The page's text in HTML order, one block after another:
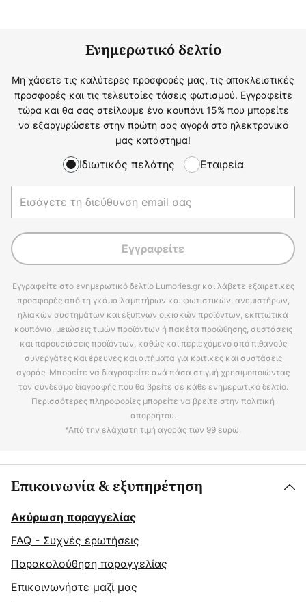
Ενημερωτικό δελτίο
Μη χάσετε τις καλύτερες προσφορές μας, τις αποκλειστικές
προσφορές και τις τελευταίες τάσεις φωτισμού. Εγγραφείτε
τώρα και θα σας στείλουμε ένα κουπόνι 15% που μπορείτε
να εξαργυρώσετε στην πρώτη σας αγορά στο ηλεκτρονικό
μας κατάστημα!
Ιδιωτικός πελάτης Εταιρεία
Εγγραφείτε
Εγγραφείτε στο ενημερωτικό δελτίο Lumories.gr και λάβετε εξαιρετικές
προσφορές από τη γκάμα λαμπτήρων και φωτιστικών, ανεμιστήρων,
ηλιακών συστημάτων και έξυπνων οικιακών προϊόντων, εκπτωτικά
κουπόνια, μειώσεις τιμών προϊόντων ή πακέτα προώθησης, συστάσεις
και παρουσιάσεις προϊόντων, καθώς και περιεχόμενο από πιθανούς
συνεργάτες και έρευνες και αιτήματα για κριτικές και συστάσεις
αγοράς. Μπορείτε να διαγραφείτε ανά πάσα στιγμή χρησιμοποιώντας
τον σύνδεσμο διαγραφής που θα βρείτε σε κάθε ενημερωτικό δελτίο.
Περισσότερες πληροφορίες μπορείτε να βρείτε στην πολιτική
απορρήτου.
*Από την ελάχιστη τιμή αγοράς των 99 ευρώ.
Επικοινωνία & εξυπηρέτηση
Ακύρωση παραγγελίας
FAQ - Συχνές ερωτήσεις
Παρακολούθηση παραγγελίας
Επικοινωνήστε μαζί μας